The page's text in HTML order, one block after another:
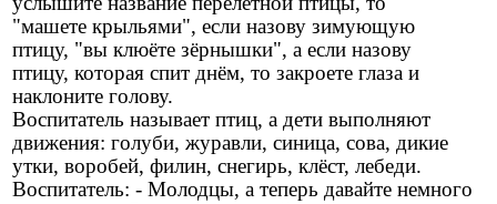
"машете крыльями", если назову зимующую
птицу, "вы клюёте зёрнышки", а если назову
птицу, которая спит днём, то закроете глаза и
наклоните голову.
Воспитатель называет птиц, а дети выполняют
движения: голуби, журавли, синица, сова, дикие
утки, воробей, филин, снегирь, клёст, лебеди.
Воспитатель: - Молодцы, а теперь давайте немного